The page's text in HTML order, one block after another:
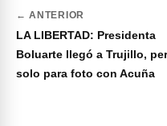
← ANTERIOR
LA LIBERTAD: Presidenta
Boluarte llegó a Trujillo,
solo para foto con Acuña